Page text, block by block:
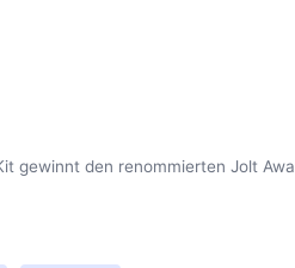
gewinnt den renommierten Jolt